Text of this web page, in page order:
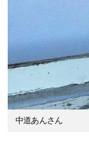
中道あんさん